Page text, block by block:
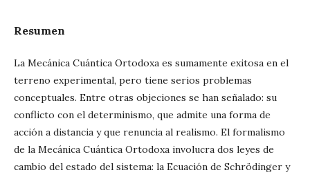
Resumen
La Mecánica Cuántica Ortodoxa es sumamente exitosa en el
terreno experimental, pero tiene serios problemas
conceptuales. Entre otras objeciones se han señalado: su
conflicto con el determinismo, que admite una forma de
acción a distancia y que renuncia al realismo. El formalismo
de la Mecánica Cuántica Ortodoxa involucra dos leyes de
cambio del estado del sistema: la Ecuación de Schrödinger y